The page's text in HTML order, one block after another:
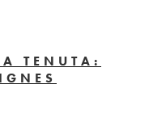
TENUTA: